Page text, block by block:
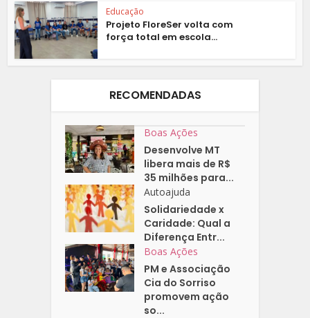
Educação
Projeto FloreSer volta com
força total em escola...
RECOMENDADAS
Boas Ações
Desenvolve MT
libera mais de R$
35 milhões para...
Autoajuda
Solidariedade x
Caridade: Qual a
Diferença Entr...
Boas Ações
PM e Associação
Cia do Sorriso
promovem ação
so...